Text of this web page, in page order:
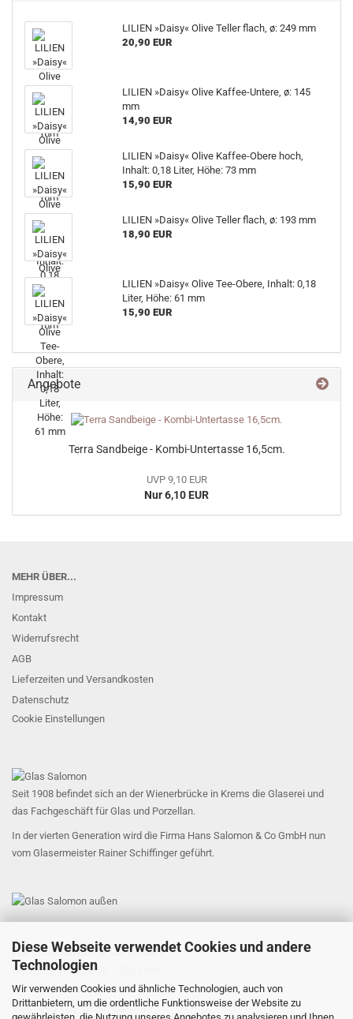
Diese Webseite verwendet Cookies und andere
Technologien
Wir verwenden Cookies und ähnliche Technologien, auch von
Drittanbietern, um die ordentliche Funktionsweise der Website zu
gewährleisten, die Nutzung unseres Angebotes zu analysieren und Ihnen
LILIEN »Daisy« Olive Teller flach, ø: 249 mm
20,90 EUR
LILIEN »Daisy« Olive Kaffee-Untere, ø: 145
mm
14,90 EUR
LILIEN »Daisy« Olive Kaffee-Obere hoch,
Inhalt: 0,18 Liter, Höhe: 73 mm
15,90 EUR
LILIEN »Daisy« Olive Teller flach, ø: 193 mm
18,90 EUR
LILIEN »Daisy« Olive Tee-Obere, Inhalt: 0,18
Liter, Höhe: 61 mm
15,90 EUR
Angebote
Terra Sandbeige - Kombi-Untertasse 16,5cm.
UVP 9,10 EUR
Nur 6,10 EUR
MEHR ÜBER...
Impressum
Kontakt
Widerrufsrecht
AGB
Lieferzeiten und Versandkosten
Datenschutz
Cookie Einstellungen
Seit 1908 befindet sich an der Wienerbrücke in Krems die Glaserei und
das Fachgeschäft für Glas und Porzellan.
In der vierten Generation wird die Firma Hans Salomon & Co GmbH nun
vom Glasermeister Rainer Schiffinger geführt.
Hans Salomon & Co GmbH
Untere Landstraße 58, 3500 Krems
office@glas-salomon.at
​Tel: +43 (0) 2732 82174